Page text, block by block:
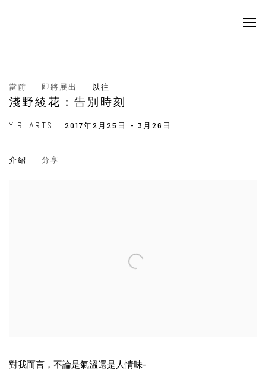
當前 即將展出 以往
淺野綾花：告別時刻
2017年2月25日 - 3月26日
YIRI ARTS
介紹 分享
對我而言，不論是氣溫還是人情味-